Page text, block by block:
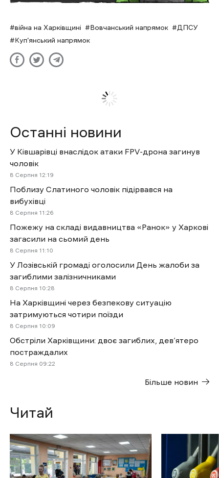
війна на Харківщині Вовчанський напрямок
ДПСУ
Куп'янський напрямок
Останні новини
У Ківшарівці внаслідок атаки FPV-дрона загинув
чоловік
8 Cерпня 12:19
Поблизу Слатиного чоловік підірвався на
вибухівці
8 Cерпня 11:26
Пожежу на складі видавництва «Ранок» у Харкові
загасили на сьомий день
8 Cерпня 11:10
У Лозівській громаді оголосили День жалоби за
загиблими залізничниками
8 Cерпня 10:28
На Харківщині через безпекову ситуацію
затримуються чотири поїзди
8 Cерпня 10:09
Обстріли Харківщини: двоє загиблих, дев’ятеро
постраждалих
8 Cерпня 09:22
Більше новин
Читай